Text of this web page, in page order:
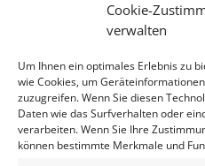
Cookie-
verwalten
Um Ihnen ein optimales Erlebnis zu
wie Cookies, um
zuzugreifen. Wenn Sie diesen
Daten wie das Surfverhalten oder
verarbeiten. Wenn Sie Ihre
können bestimmte Merkmale und
Bitte geben Sie Ihre E-Mail Adresse ein.